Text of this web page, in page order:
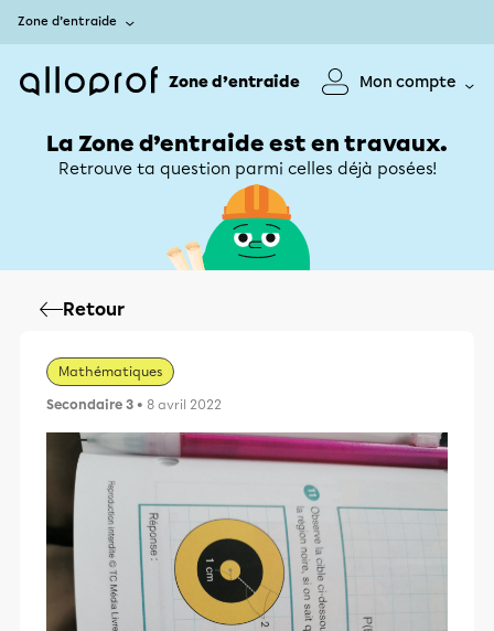
Zone d’entraide
Zone d’entraide Mon compte
La Zone d’entraide est en travaux.
Retrouve ta question parmi celles déjà posées!
Retour
Mathématiques
Secondaire 3 • 8 avril 2022